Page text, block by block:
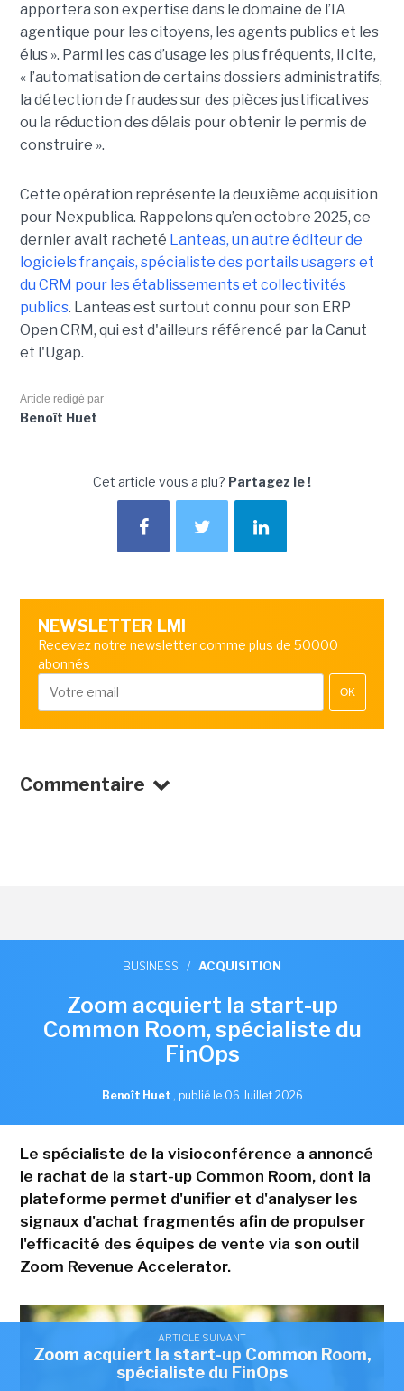
apportera son expertise dans le domaine de l’IA
agentique pour les citoyens, les agents publics et les
élus ». Parmi les cas d’usage les plus fréquents, il cite,
« l’automatisation de certains dossiers administratifs,
la détection de fraudes sur des pièces justificatives
ou la réduction des délais pour obtenir le permis de
construire ».
Cette opération représente la deuxième acquisition
pour Nexpublica. Rappelons qu’en octobre 2025, ce
dernier avait racheté Lanteas, un autre éditeur de
logiciels français, spécialiste des portails usagers et
du CRM pour les établissements et collectivités
publics. Lanteas est surtout connu pour son ERP
Open CRM, qui est d'ailleurs référencé par la Canut
et l'Ugap.
Article rédigé par
Benoît Huet
Cet article vous a plu? Partagez le !
NEWSLETTER LMI
Recevez notre newsletter comme plus de 50000
abonnés
OK
Commentaire
ARTICLE SUIVANT
Zoom acquiert la start-up Common Room,
spécialiste du FinOps
BUSINESS / ACQUISITION
Zoom acquiert la start-up
Common Room, spécialiste du
FinOps
Benoît Huet , publié le 06 Juillet 2026
Le spécialiste de la visioconférence a annoncé
le rachat de la start-up Common Room, dont la
plateforme permet d'unifier et d'analyser les
signaux d'achat fragmentés afin de propulser
l'efficacité des équipes de vente via son outil
Zoom Revenue Accelerator.